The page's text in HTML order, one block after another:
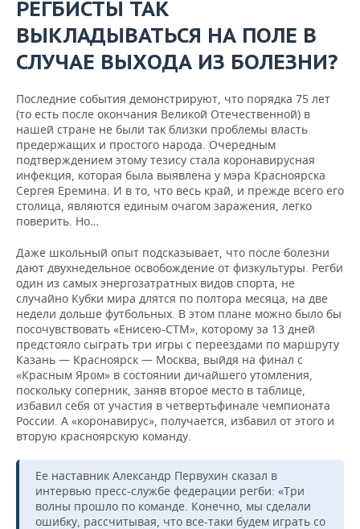
РЕГБИСТЫ ТАК
ВЫКЛАДЫВАТЬСЯ НА ПОЛЕ В
СЛУЧАЕ ВЫХОДА ИЗ БОЛЕЗНИ?
Последние события демонстрируют, что порядка 75 лет
(то есть после окончания Великой Отечественной) в
нашей стране не были так близки проблемы власть
предержащих и простого народа. Очередным
подтверждением этому тезису стала коронавирусная
инфекция, которая была выявлена у мэра Красноярска
Сергея Еремина. И в то, что весь край, и прежде всего его
столица, являются единым очагом заражения, легко
поверить. Но…
Даже школьный опыт подсказывает, что после болезни
дают двухнедельное освобождение от физкультуры. Регби
один из самых энергозатратных видов спорта, не
случайно Кубки мира длятся по полтора месяца, на две
недели дольше футбольных. В этом плане можно было бы
посочувствовать «Енисею-СТМ», которому за 13 дней
предстояло сыграть три игры с переездами по маршруту
Казань — Красноярск — Москва, выйдя на финал с
«Красным Яром» в состоянии дичайшего утомления,
поскольку соперник, заняв второе место в таблице,
избавил себя от участия в четвертьфинале чемпионата
России. А «коронавирус», получается, избавил от этого и
вторую красноярскую команду.
Ее наставник Александр Первухин сказал в
интервью пресс-службе федерации регби: «Три
волны прошло по команде. Конечно, мы сделали
ошибку, рассчитывая, что все-таки будем играть со